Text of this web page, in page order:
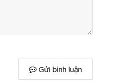
Gửi bình luận